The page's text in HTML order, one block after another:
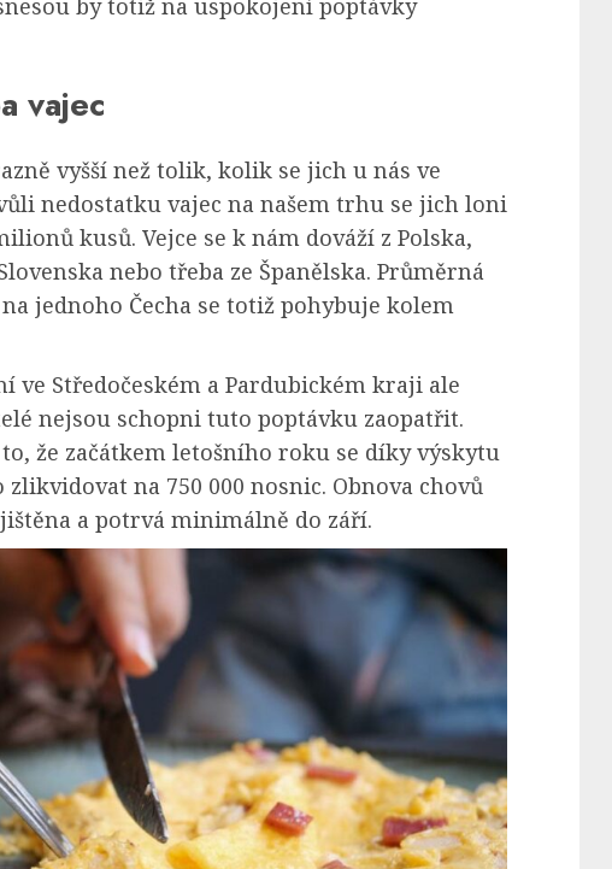
by totiž na uspokojení poptávky
vajec
vyšší než tolik, kolik se jich u nás ve
nedostatku vajec na našem trhu se jich loni
kusů. Vejce se k nám dováží z Polska,
nebo třeba ze Španělska. Průměrná
jednoho Čecha se totiž pohybuje kolem
ve Středočeském a Pardubickém kraji ale
nejsou schopni tuto poptávku zaopatřit.
že začátkem letošního roku se díky výskytu
na 750 000 nosnic. Obnova chovů
a potrvá minimálně do září.